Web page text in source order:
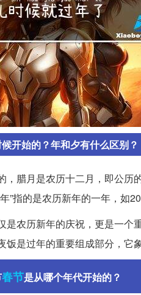
开始的？年和夕有什么区别？
，腊月是农历十二月，即公
”指的是农历新年的一年，如
是农历新年的庆祝，更是一
饭是过年的重要组成部分，它
春节是从哪个年代开始的？